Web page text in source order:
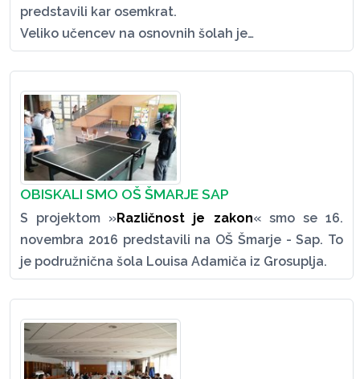
predstavili kar osemkrat.
Veliko učencev na osnovnih šolah je…
OBISKALI SMO OŠ ŠMARJE SAP
S projektom »Različnost je zakon« smo se 16.
novembra 2016 predstavili na OŠ Šmarje - Sap. To
je podružnična šola Louisa Adamiča iz Grosuplja.